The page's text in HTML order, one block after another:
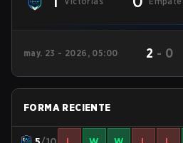
may. 23 - 2026, 05:00 2 - 0
FORMA RECIENTE